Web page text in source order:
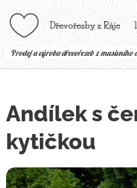
Dřevořezby z Ráje l
Prodej a výroba dřevořezeb z masivního
Andílek s
kytičkou